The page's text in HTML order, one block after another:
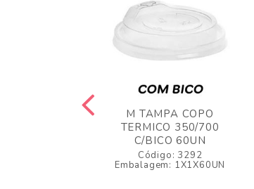
M TAMPA COPO
TERMICO 350/700
C/BICO 60UN
Código: 3292
Embalagem: 1X1X60UN